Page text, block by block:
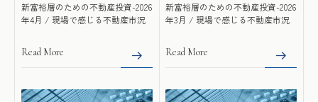
新富裕層のための不動産投資-2026
年4月 / 現場で感じる不動産市況
Read More
新富裕層のための不動産投資-2026
年3月 / 現場で感じる不動産市況
Read More